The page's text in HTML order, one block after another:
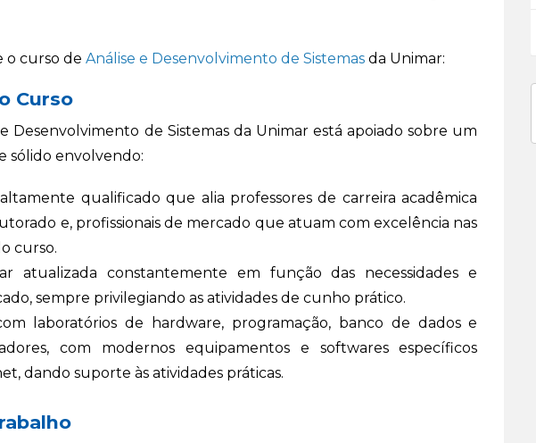
o curso de Análise e Desenvolvimento de Sistemasda Unimar:
Curso
Desenvolvimento de Sistemas da Unimar está apoiado sobre um
sólido envolvendo:
qualificado que alia professores de carreira acadêmica
e, profissionais de mercado que atuam com excelência nas
curso.
atualizada constantemente em função das necessidades e
sempre privilegiando as atividades de cunho prático.
laboratórios de hardware, programação, banco de dados e
com modernos equipamentos e softwares específicos
dando suporte às atividades práticas.